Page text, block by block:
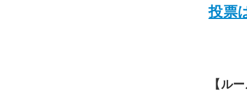
投票
【ルー